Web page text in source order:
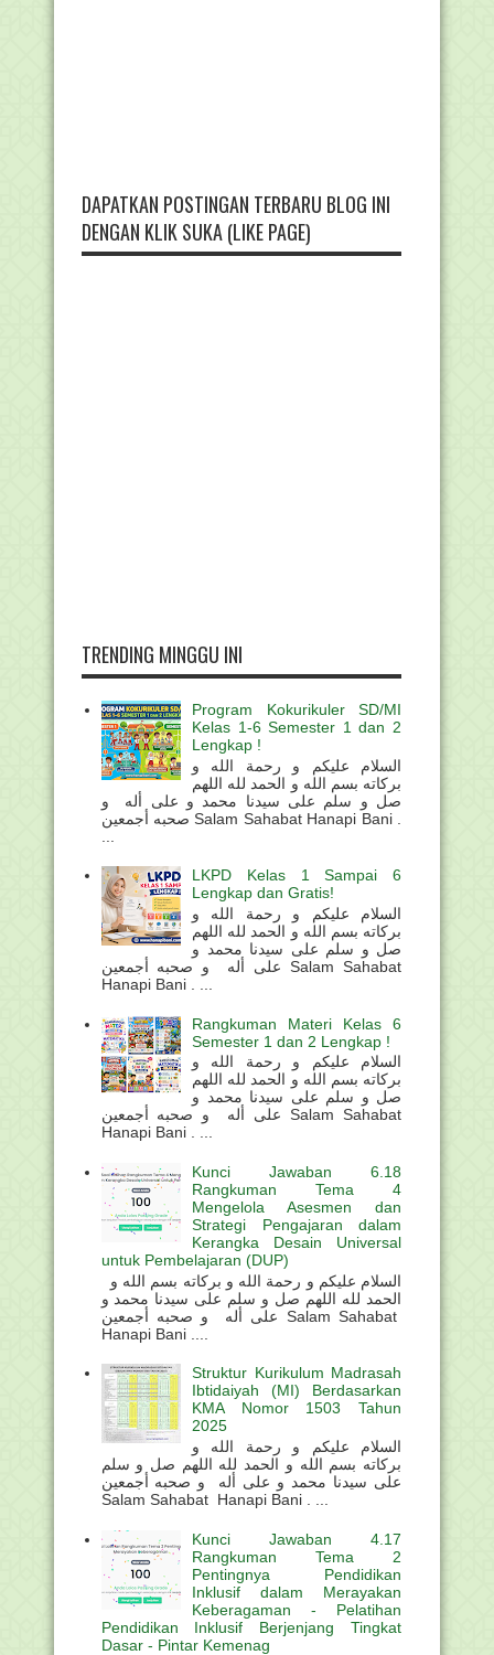
DAPATKAN POSTINGAN TERBARU BLOG INI
DENGAN KLIK SUKA (LIKE PAGE)
TRENDING MINGGU INI
Program Kokurikuler SD/MI
Kelas 1-6 Semester 1 dan 2
Lengkap !
السلام عليكم و رحمة الله و
بركاته بسم الله و الحمد لله اللهم
صل و سلم على سيدنا محمد و على أله و
صحبه أجمعين Salam Sahabat Hanapi Bani .
LKPD Kelas 1 Sampai 6
Lengkap dan Gratis!
السلام عليكم و رحمة الله و
بركاته بسم الله و الحمد لله اللهم
صل و سلم على سيدنا محمد و
على أله و صحبه أجمعين Salam Sahabat
Hanapi Bani . ...
Rangkuman Materi Kelas 6
Semester 1 dan 2 Lengkap !
السلام عليكم و رحمة الله و
بركاته بسم الله و الحمد لله اللهم
صل و سلم على سيدنا محمد و
على أله و صحبه أجمعين Salam Sahabat
Hanapi Bani . ...
Kunci Jawaban 6.18
Rangkuman Tema 4
Mengelola Asesmen dan
Strategi Pengajaran dalam
Kerangka Desain Universal
untuk Pembelajaran (DUP)
الحمد لله اللهم صل و سلم على سيدنا محمد و
على أله و صحبه أجمعين Salam Sahabat
Hanapi Bani ....
Struktur Kurikulum Madrasah
Ibtidaiyah (MI) Berdasarkan
KMA Nomor 1503 Tahun
2025
السلام عليكم و رحمة الله و
بركاته بسم الله و الحمد لله اللهم صل و سلم
على سيدنا محمد و على أله و صحبه أجمعين
Salam Sahabat Hanapi Bani . ...
Kunci Jawaban 4.17
Rangkuman Tema 2
Pentingnya Pendidikan
Inklusif dalam Merayakan
Keberagaman - Pelatihan
Pendidikan Inklusif Berjenjang Tingkat
Dasar - Pintar Kemenag